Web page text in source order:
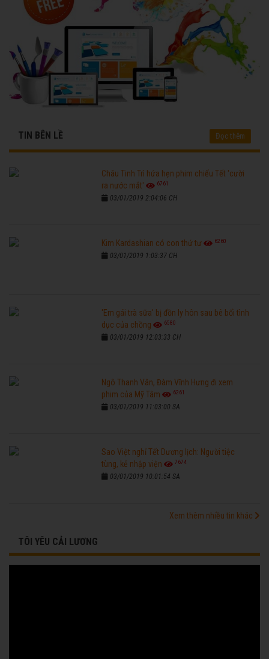
TIN BÊN LỀ Đọc thêm
Châu Tinh Trì hứa hẹn phim chiếu Tết 'cười
ra nước mắt'
6761
03/01/2019 2:04:06 CH
Kim Kardashian có con thứ tư 6260
03/01/2019 1:03:37 CH
'Em gái trà sữa' bị đồn ly hôn sau bê bối tình
dục của chồng
6580
03/01/2019 12:03:33 CH
Ngô Thanh Vân, Đàm Vĩnh Hưng đi xem
phim của Mỹ Tâm
6261
03/01/2019 11:03:00 SA
Sao Việt nghỉ Tết Dương lịch: Người tiệc
tùng, kẻ nhập viện
7674
03/01/2019 10:01:54 SA
Xem thêm nhiều tin khác
TÔI YÊU CẢI LƯƠNG